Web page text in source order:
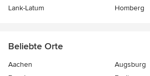
Lank-Latum
Homberg
Beliebte Orte
Aachen
Augsburg